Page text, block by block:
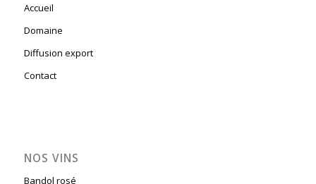
Accueil
Domaine
Diffusion export
Contact
NOS VINS
Bandol rosé